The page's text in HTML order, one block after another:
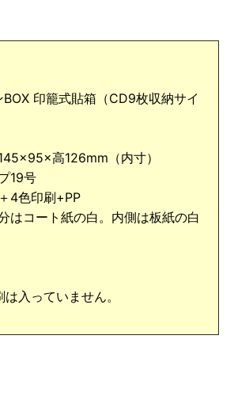
BOX 印籠式貼箱（CD9枚収納サイ
高126mm（内寸）
19号
4色印刷+PP
はコート紙の白。内側は板紙の白
入っていません。